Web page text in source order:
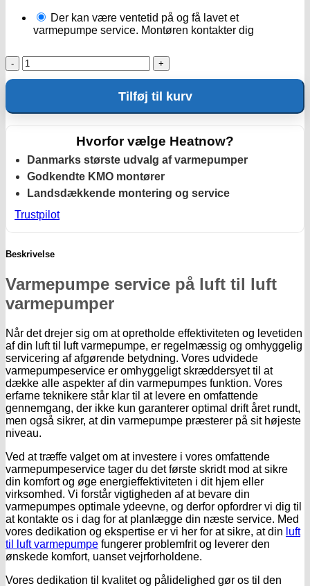
Der kan være ventetid på og få lavet et
varmepumpe service. Montøren kontakter dig
Varmepumpe
service
Tilføj til kurv
Hvorfor vælge Heatnow?
Danmarks største udvalg af varmepumper
Godkendte KMO montører
Landsdækkende montering og service
Trustpilot
Beskrivelse
Varmepumpe service på luft til luft
varmepumper
Når det drejer sig om at opretholde effektiviteten og levetiden
af din luft til luft varmepumpe, er regelmæssig og omhyggelig
servicering af afgørende betydning. Vores udvidede
varmepumpeservice er omhyggeligt skræddersyet til at
dække alle aspekter af din varmepumpes funktion. Vores
erfarne teknikere står klar til at levere en omfattende
gennemgang, der ikke kun garanterer optimal drift året rundt,
men også sikrer, at din varmepumpe præsterer på sit højeste
niveau.
Ved at træffe valget om at investere i vores omfattende
varmepumpeservice tager du det første skridt mod at sikre
din komfort og øge energieffektiviteten i dit hjem eller
virksomhed. Vi forstår vigtigheden af at bevare din
varmepumpes optimale ydeevne, og derfor opfordrer vi dig til
at kontakte os i dag for at planlægge din næste service. Med
vores dedikation og ekspertise er vi her for at sikre, at din luft
til luft varmepumpe fungerer problemfrit og leverer den
ønskede komfort, uanset vejrforholdene.
Vores dedikation til kvalitet og pålidelighed gør os til den